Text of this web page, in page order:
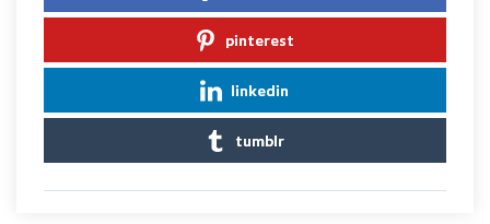
pinterest
linkedin
tumblr